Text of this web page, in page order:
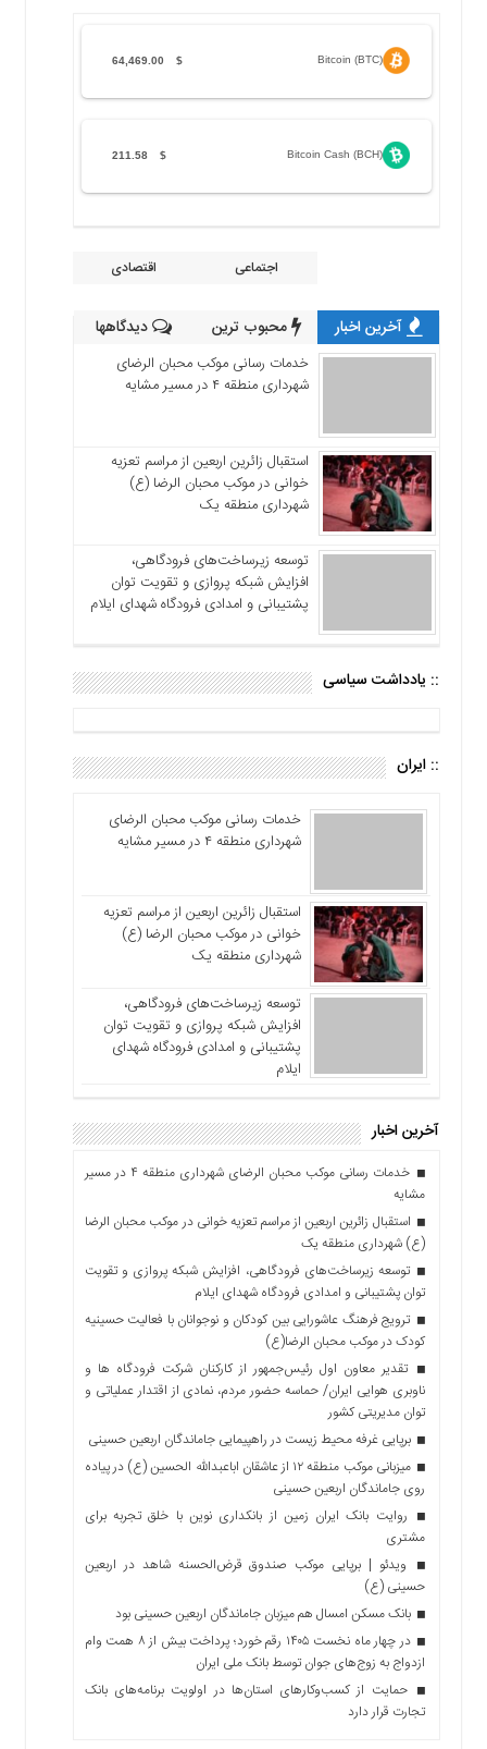
Bitcoin (BTC)
$
64,469.00
Bitcoin Cash (BCH)
$
211.58
اجتماعی اقتصادی
آخرین اخبار محبوب ترین دیدگاهها
خدمات رسانی موکب محبان الرضای
شهرداری منطقه ۴ در مسیر مشایه
استقبال زائرین اربعین از مراسم تعزیه
خوانی در موکب محبان الرضا (ع)
شهرداری منطقه یک
توسعه زیرساخت‌های فرودگاهی،
افزایش شبکه پروازی و تقویت توان
پشتیبانی و امدادی فرودگاه شهدای ایلام
:: یادداشت سیاسی
:: ایران
خدمات رسانی موکب محبان الرضای
شهرداری منطقه ۴ در مسیر مشایه
استقبال زائرین اربعین از مراسم تعزیه
خوانی در موکب محبان الرضا (ع)
شهرداری منطقه یک
توسعه زیرساخت‌های فرودگاهی،
افزایش شبکه پروازی و تقویت توان
پشتیبانی و امدادی فرودگاه شهدای
ایلام
آخرین اخبار
خدمات رسانی موکب محبان الرضای شهرداری منطقه ۴ در مسیر
مشایه
استقبال زائرین اربعین از مراسم تعزیه خوانی در موکب محبان الرضا
(ع) شهرداری منطقه یک
توسعه زیرساخت‌های فرودگاهی، افزایش شبکه پروازی و تقویت
توان پشتیبانی و امدادی فرودگاه شهدای ایلام
ترویج فرهنگ عاشورایی بین کودکان و نوجوانان با فعالیت حسینیه
کودک در موکب محبان الرضا(ع)
تقدیر معاون اول رئیس‌جمهور از کارکنان شرکت فرودگاه ها و
ناوبری هوایی ایران/ حماسه حضور مردم، نمادی از اقتدار عملیاتی و
توان مدیریتی کشور
برپایی غرفه محیط زیست در راهپیمایی جاماندگان اربعین حسینی
میزبانی موکب منطقه ۱۲ از عاشقان اباعبدالله الحسین (ع) در پیاده
روی جاماندگان اربعین حسینی
روایت بانک ایران زمین از بانکداری نوین با خلق تجربه برای
مشتری
ویدئو | برپایی موکب صندوق قرض‌الحسنه شاهد در اربعین
حسینی (ع)
بانک مسکن امسال هم میزبان جاماندگان اربعین حسینی بود
در چهار ماه نخست ۱۴۰۵ رقم خورد؛ پرداخت بیش از ۸ همت وام
ازدواج به زوج‌های جوان توسط بانک ملی ایران
حمایت از کسب‌وکارهای استان‌ها در اولویت برنامه‌های بانک
تجارت قرار دارد